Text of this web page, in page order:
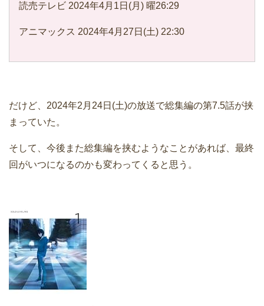
読売テレビ 2024年4月1日(月) 曜26:29
アニマックス 2024年4月27日(土) 22:30
だけど、2024年2月24日(土)の放送で総集編の第7.5話が挟
まっていた。
そして、今後また総集編を挟むようなことがあれば、最終
回がいつになるのかも変わってくると思う。